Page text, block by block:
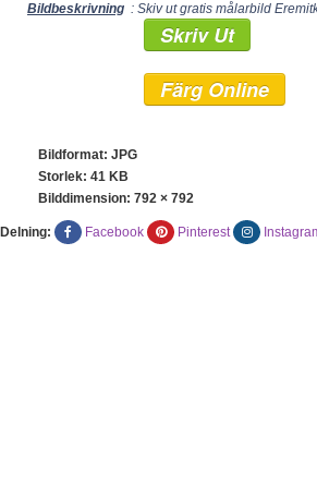
Bildbeskrivning : Skiv ut gratis målarbild
Skriv Ut
Färg Online
Bildformat: JPG
Storlek: 41 KB
Bilddimension: 792 × 792
Delning: Facebook Pinterest